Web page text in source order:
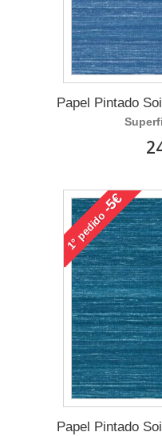
Papel Pintado
1°
pedido
-5€
Papel Pintado